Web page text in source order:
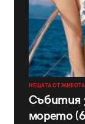
НЕЩАТА ОТ ЖИВОТА
Събития
морето